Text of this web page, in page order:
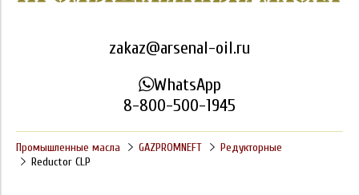
zakaz@arsenal-oil.ru
WhatsApp
8-800-500-1945
Промышленные масла GAZPROMNEFT
Редукторные
Reductor CLP